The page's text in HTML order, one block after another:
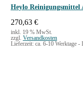
Heylo
270,63 €
inkl. 19 % MwSt.
zzgl. Versandkosten
Lieferzeit: ca. 6-10 Werktage